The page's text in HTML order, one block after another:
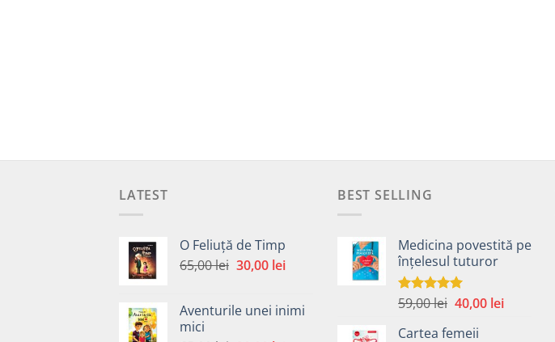
LATEST
O Feliuță de Timp
65,00lei Prețul
fost:
30,00 leiPrețul
30,00 lei.
Aventurile unei inimi
mici
BEST SELLING
Medicina povestită pe
înțelesul tuturor
Evaluat la
59,00lei Prețul
a
40,00 leiPrețul
Cartea femeii